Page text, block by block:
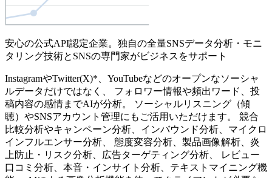
安心の公式API認定企業。独自の全量SNSデータ分析・モニ
タリング技術とSNSの専門家がビジネスをサポート
InstagramやTwitter(X)*、YouTubeなどのオープンなソーシャ
ルデータだけではなく、 フォロワー情報や頻出ワード、投
稿内容の感情までAIが分析。 ソーシャルリスニング（傾
聴）やSNSアカウント管理にもご活用いただけます。 競合
比較分析やキャンペーン分析、インバウンド分析、マイクロ
インフルエンサー分析、 態度変容分析、製品画像解析、炎
上防止・リスク分析、広告ターゲティング分析、 レビュー
口コミ分析、本音・インサイト分析、テキストマイニング機